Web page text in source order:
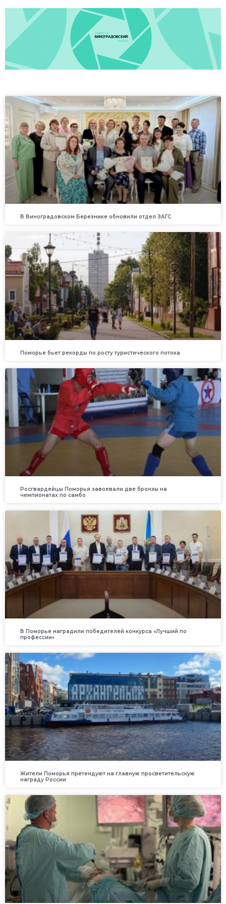
В Виноградовском Березнике обновили отдел ЗАГС
Поморье бьет рекорды по росту туристического потока
Росгвардейцы Поморья завоевали две бронзы на
чемпионатах по самбо
В Поморье наградили победителей конкурса «Лучший по
профессии»
Жители Поморья претендуют на главную просветительскую
награду России